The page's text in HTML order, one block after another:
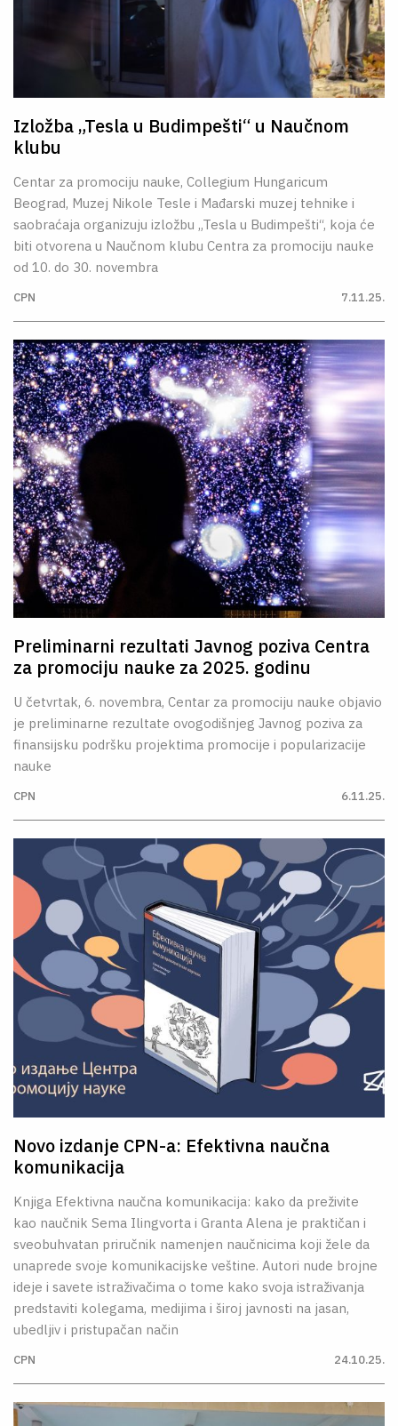
Izložba „Tesla u Budimpešti“ u Naučnom
klubu
Centar za promociju nauke, Collegium Hungaricum
Beograd, Muzej Nikole Tesle i Mađarski muzej tehnike i
saobraćaja organizuju izložbu „Tesla u Budimpešti“, koja će
biti otvorena u Naučnom klubu Centra za promociju nauke
od 10. do 30. novembra
CPN 7.11.25.
Preliminarni rezultati Javnog poziva Centra
za promociju nauke za 2025. godinu
U četvrtak, 6. novembra, Centar za promociju nauke objavio
je preliminarne rezultate ovogodišnjeg Javnog poziva za
finansijsku podršku projektima promocije i popularizacije
nauke
CPN 6.11.25.
Novo izdanje CPN-a: Efektivna naučna
komunikacija
Knjiga Efektivna naučna komunikacija: kako da preživite
kao naučnik Sema Ilingvorta i Granta Alena je praktičan i
sveobuhvatan priručnik namenjen naučnicima koji žele da
unaprede svoje komunikacijske veštine. Autori nude brojne
ideje i savete istraživačima o tome kako svoja istraživanja
predstaviti kolegama, medijima i široj javnosti na jasan,
ubedljiv i pristupačan način
CPN 24.10.25.